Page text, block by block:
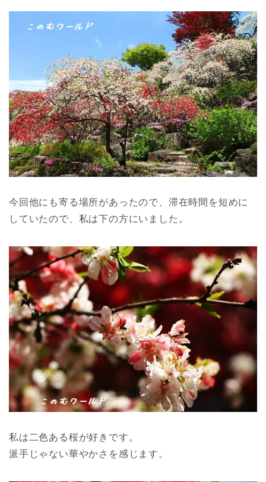
今回他にも寄る場所があったので、滞在時間を短めに
していたので、私は下の方にいました。
私は二色ある桜が好きです。
派手じゃない華やかさを感じます。